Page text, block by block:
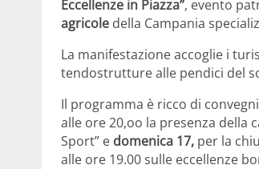
Eccellenze in Piazza”, evento
agricole della Campania
La manifestazione accoglie i
tendostrutture alle pendici del
Il programma è ricco di
alle ore 20,oo la presenza della
Sport” e domenica 17, per la
alle ore 19.00 sulle eccellenze